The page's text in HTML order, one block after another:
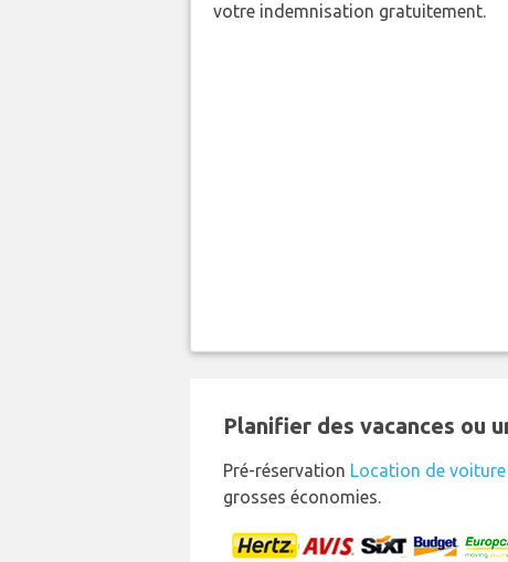
votre indemnisation gratuitement.
Planifier des vacances ou
Pré-réservation Location de
grosses économies.